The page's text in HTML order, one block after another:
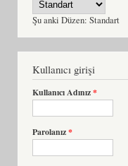
Şu anki Düzen: Standart
Kullanıcı girişi
Kullanıcı Adınız*
Parolanız*